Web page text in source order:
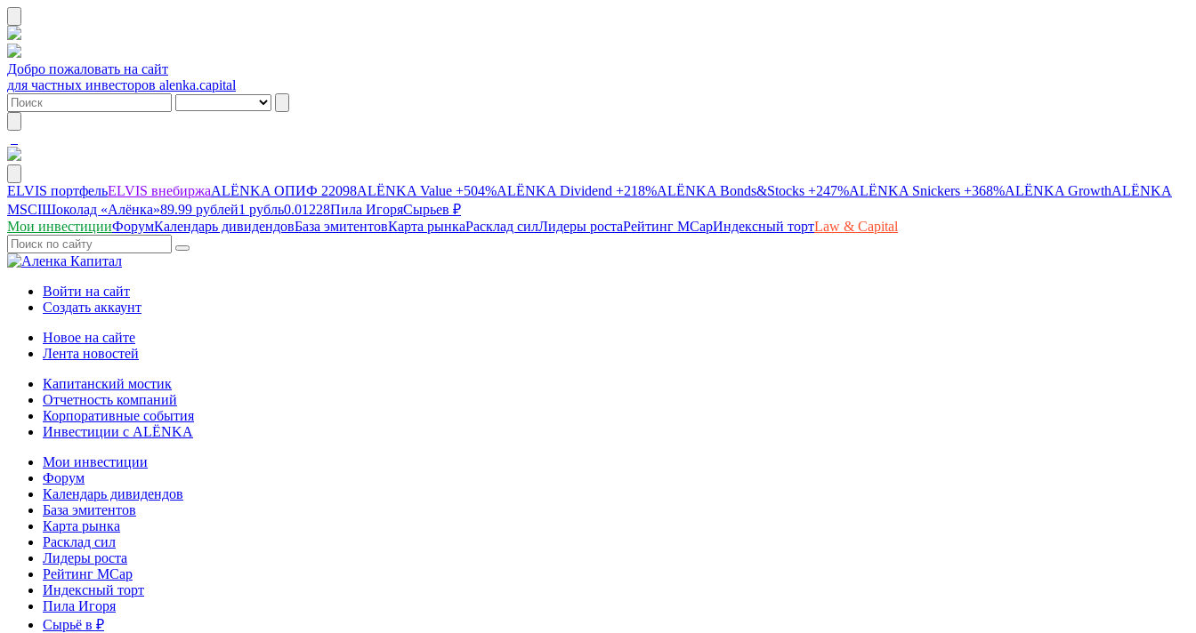
Добро пожаловать на сайт
для частных инвесторов alenka.capital
ELVIS портфельELVIS внебиржаALЁNKA ОПИФ 22098ALЁNKA Value +504%ALЁNKA Dividend +218%ALЁNKA Bonds&Stocks +247%ALЁNKA Snickers +368%ALЁNKA GrowthALЁNKA
MSCIШоколад «Алёнка»89.99 рублей1 рубль0.01228Пила ИгоряСырьев ₽
Мои инвестицииФорумКалендарь дивидендовБаза эмитентовКарта рынкаРасклад силЛидеры ростаРейтинг MCapИндексный тортLaw & Capital
Войти на сайт
Создать аккаунт
Новое на сайте
Лента новостей
Капитанский мостик
Отчетность компаний
Корпоративные события
Инвестиции с ALЁNKA
Мои инвестиции
Форум
Календарь дивидендов
База эмитентов
Карта рынка
Расклад сил
Лидеры роста
Рейтинг MCap
Индексный торт
Пила Игоря
Сырьё в ₽